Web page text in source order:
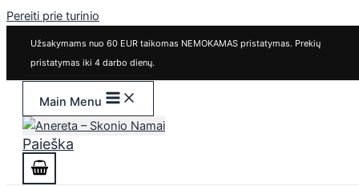
Pereiti prie turinio
Užsakymams nuo 60 EUR taikomas NEMOKAMAS pristatymas. Prekių
pristatymas iki 4 darbo dienų.
Main Menu
Paieška